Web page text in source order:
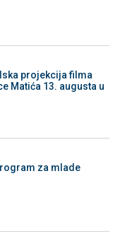
projekcija filma
Matića 13. augusta u
za mlade